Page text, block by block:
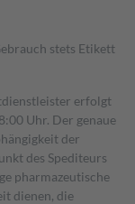
stets Etikett
erfolgt
Uhr. Der genaue
der
des Spediteurs
pharmazeutische
dienen, die